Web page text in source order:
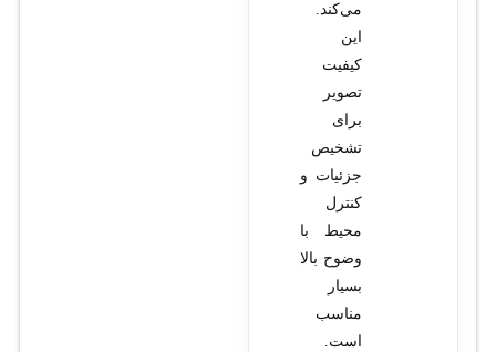
می‌کند.
این
کیفیت
تصویر
برای
تشخیص
جزئیات و
کنترل
محیط با
وضوح بالا
بسیار
مناسب
است.